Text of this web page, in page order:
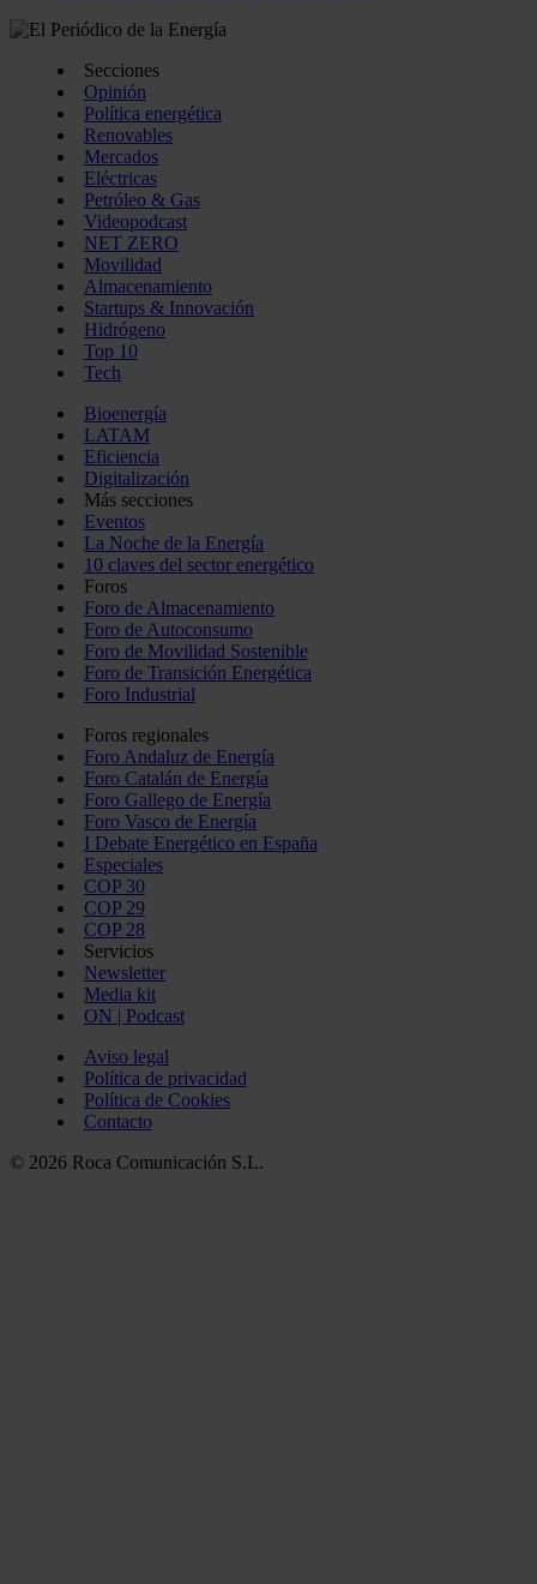
Secciones
Opinión
Política energética
Renovables
Mercados
Eléctricas
Petróleo & Gas
Videopodcast
NET ZERO
Movilidad
Almacenamiento
Startups & Innovación
Hidrógeno
Top 10
Tech
Bioenergía
LATAM
Eficiencia
Digitalización
Más secciones
Eventos
La Noche de la Energía
10 claves del sector energético
Foros
Foro de Almacenamiento
Foro de Autoconsumo
Foro de Movilidad Sostenible
Foro de Transición Energética
Foro Industrial
Foros regionales
Foro Andaluz de Energía
Foro Catalán de Energía
Foro Gallego de Energía
Foro Vasco de Energía
I Debate Energético en España
Especiales
COP 30
COP 29
COP 28
Servicios
Newsletter
Media kit
ON | Podcast
Aviso legal
Política de privacidad
Política de Cookies
Contacto
© 2026 Roca Comunicación S.L.